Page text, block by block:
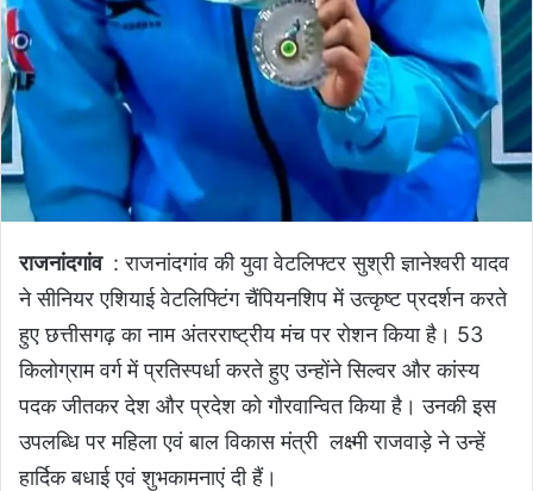
राजनांदगांव : राजनांदगांव की युवा वेटलिफ्टर सुश्री ज्ञानेश्वरी यादव
ने सीनियर एशियाई वेटलिफ्टिंग चैंपियनशिप में उत्कृष्ट प्रदर्शन करते
हुए छत्तीसगढ़ का नाम अंतरराष्ट्रीय मंच पर रोशन किया है। 53
किलोग्राम वर्ग में प्रतिस्पर्धा करते हुए उन्होंने सिल्वर और कांस्य
पदक जीतकर देश और प्रदेश को गौरवान्वित किया है। उनकी इस
उपलब्धि पर महिला एवं बाल विकास मंत्री लक्ष्मी राजवाड़े ने उन्हें
हार्दिक बधाई एवं शुभकामनाएं दी हैं।